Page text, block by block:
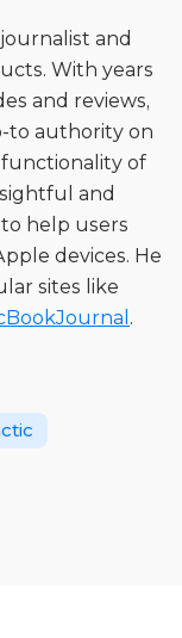
and
With years
and reviews,
to authority on
of
and
help users
devices. He
sites like
.